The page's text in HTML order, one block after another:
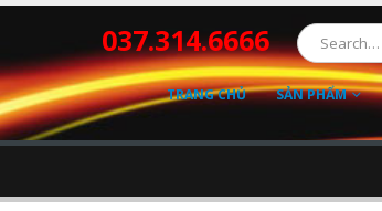
037.314.6666
TRANG CHỦ SẢN PHẨM